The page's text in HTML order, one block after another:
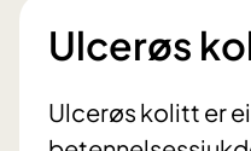
Ulcerøs
Ulcerøs kolitt er